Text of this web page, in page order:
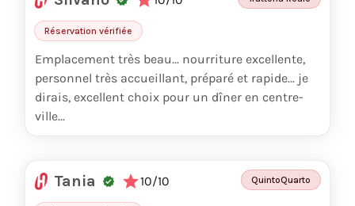
Réservation vérifiée
Emplacement très beau... nourriture excellente,
personnel très accueillant, préparé et rapide... je
dirais, excellent choix pour un dîner en centre-
ville...
Tania 10/10 QuintoQuarto